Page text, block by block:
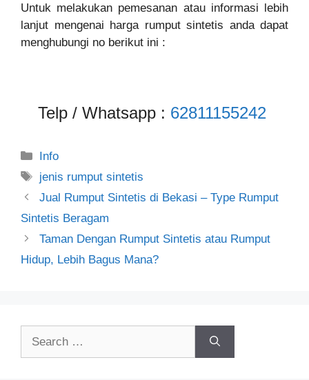
Untuk melakukan pemesanan atau informasi lebih
lanjut mengenai harga rumput sintetis anda dapat
menghubungi no berikut ini :
Telp / Whatsapp : 62811155242
Categories
Info
Tags
jenis rumput sintetis
Jual Rumput Sintetis di Bekasi – Type Rumput
Sintetis Beragam
Taman Dengan Rumput Sintetis atau Rumput
Hidup, Lebih Bagus Mana?